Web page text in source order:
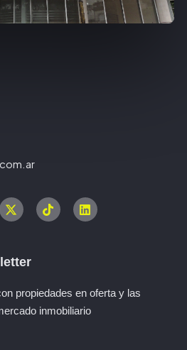
propiedades en oferta y las
inmobiliario